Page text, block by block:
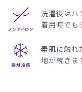
洗濯後はハ
着用時でも
素肌に触れ
地が続きま